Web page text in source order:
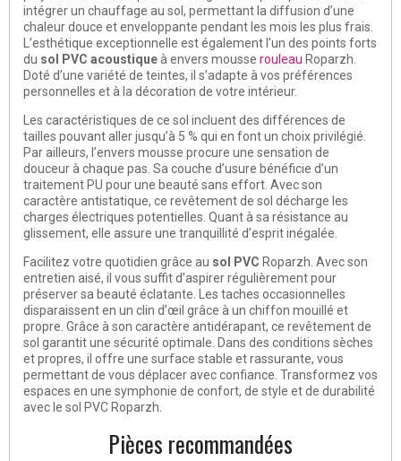
intégrer un chauffage au sol, permettant la diffusion d’une
chaleur douce et enveloppante pendant les mois les plus frais.
L’esthétique exceptionnelle est également l’un des points forts
du sol PVC acoustiqueà envers mousse rouleau Roparzh.
Doté d’une variété de teintes, il s’adapte à vos préférences
personnelles et à la décoration de votre intérieur.
Les caractéristiques de ce sol incluent des différences de
tailles pouvant aller jusqu’à 5 % qui en font un choix privilégié.
Par ailleurs, l’envers mousse procure une sensation de
douceur à chaque pas . Sa couche d’usure bénéficie d’un
traitement PU pour une beauté sans effort. Avec son
caractère antistatique, ce revêtement de sol décharge les
charges électriques potentielles. Quant à sa résistance au
glissement, elle assure une tranquillité d’esprit inégalée
Facilitez votre quotidien grâce au sol PVC Roparzh. Avec son
entretien aisé, il vous suffit d’aspirer régulièrement pour
préserver sa beauté éclatante. Les taches occasionnelles
disparaissent en un clin d’œil grâce à un chiffon mouillé et
propre. Grâce à son caractère antidérapant, ce revêtement de
sol garantit une sécurité optimale . Dans des conditions sèches
et propres, il offre une surface stable et rassurante, vous
permettant de vous déplacer avec confiance. Transformez vos
espaces en une symphonie de confort, de style et de durabilité
avec le sol PVC Roparzh.
Pièces recommandées